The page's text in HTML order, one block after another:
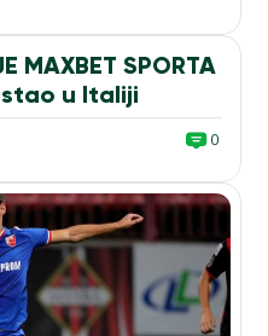
fudbalera nakon
Srbije. Vulić je...
MAXBET SPORTA
u Italiji
0